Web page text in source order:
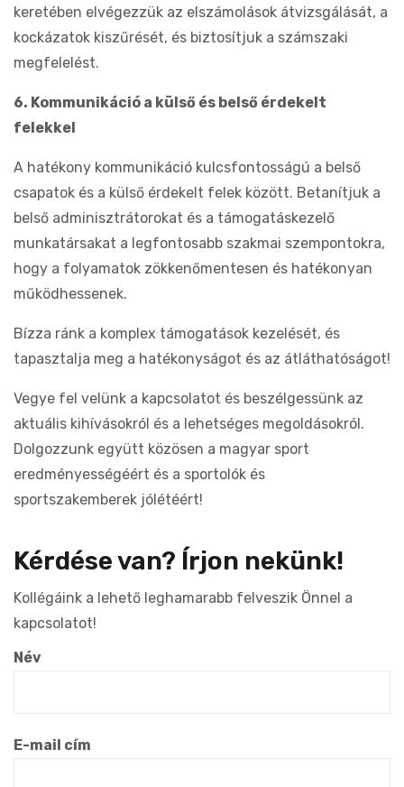
keretében elvégezzük az elszámolások átvizsgálását, a
kockázatok kiszűrését, és biztosítjuk a számszaki
megfelelést.
6. Kommunikáció a külső és belső érdekelt
felekkel
A hatékony kommunikáció kulcsfontosságú a belső
csapatok és a külső érdekelt felek között. Betanítjuk a
belső adminisztrátorokat és a támogatáskezelő
munkatársakat a legfontosabb szakmai szempontokra,
hogy a folyamatok zökkenőmentesen és hatékonyan
működhessenek.
Bízza ránk a komplex támogatások kezelését, és
tapasztalja meg a hatékonyságot és az átláthatóságot!
Vegye fel velünk a kapcsolatot és beszélgessünk az
aktuális kihívásokról és a lehetséges megoldásokról.
Dolgozzunk együtt közösen a magyar sport
eredményességéért és a sportolók és
sportszakemberek jólétéért!
Kérdése van? Írjon nekünk!
Kollégáink a lehető leghamarabb felveszik Önnel a
kapcsolatot!
Név
E-mail cím